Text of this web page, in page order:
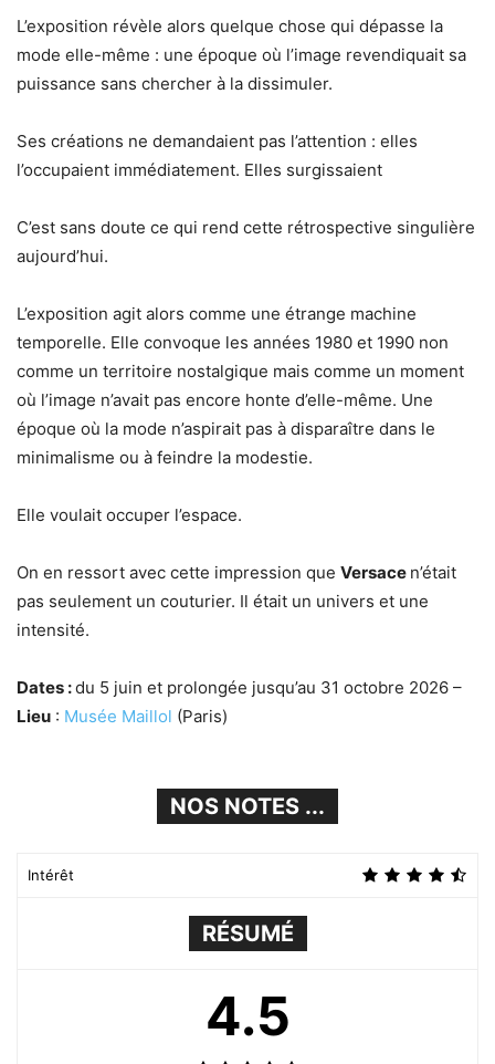
L’exposition révèle alors quelque chose qui dépasse la
mode elle-même : une époque où l’image revendiquait sa
puissance sans chercher à la dissimuler.
Ses créations ne demandaient pas l’attention : elles
l’occupaient immédiatement. Elles surgissaient
C’est sans doute ce qui rend cette rétrospective singulière
aujourd’hui.
L’exposition agit alors comme une étrange machine
temporelle. Elle convoque les années 1980 et 1990 non
comme un territoire nostalgique mais comme un moment
où l’image n’avait pas encore honte d’elle-même. Une
époque où la mode n’aspirait pas à disparaître dans le
minimalisme ou à feindre la modestie.
Elle voulait occuper l’espace.
On en ressort avec cette impression que Versace n’était
pas seulement un couturier. Il était un univers et une
intensité.
Dates :du 5 juin et prolongée jusqu’au 31 octobre 2026 –
Lieu : Musée Maillol (Paris)
NOS NOTES ...
Intérêt
RÉSUMÉ
4.5